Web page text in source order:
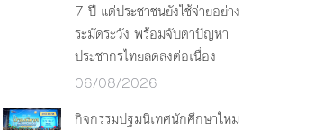
7 ปี แต่ประชาชนยังใช้จ่ายอย่าง
ระมัดระวัง พร้อมจับตาปัญหา
ประชากรไทยลดลงต่อเนื่อง
06/08/2026
กิจกรรมปฐมนิเทศนักศึกษาใหม่